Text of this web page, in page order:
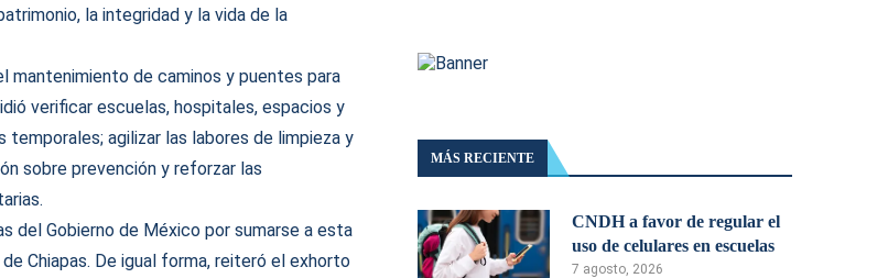
la integridad y la vida de la
mantenimiento de caminos y puentes para
verificar escuelas, hospitales, espacios y
agilizar las labores de limpieza y
sobre prevención y reforzar las
del Gobierno de México por sumarse a esta
Chiapas. De igual forma, reiteró el exhorto
MÁS RECIENTE
CNDH a favor de regular el
uso de celulares en escuelas
7 agosto, 2026